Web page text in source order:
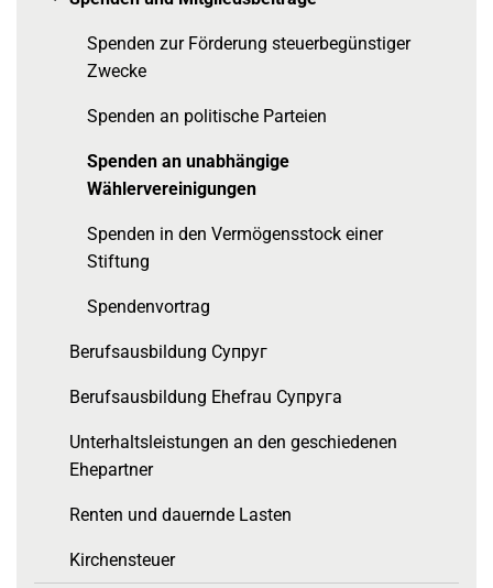
Spenden zur Förderung steuerbegünstiger
Zwecke
Spenden an politische Parteien
Spenden an unabhängige
Wählervereinigungen
Spenden in den Vermögensstock einer
Stiftung
Spendenvortrag
Berufsausbildung Супруг
Berufsausbildung Ehefrau Супруга
Unterhaltsleistungen an den geschiedenen
Ehepartner
Renten und dauernde Lasten
Kirchensteuer